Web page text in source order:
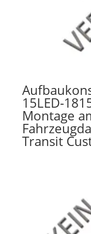
15LED-
Montage
Transit